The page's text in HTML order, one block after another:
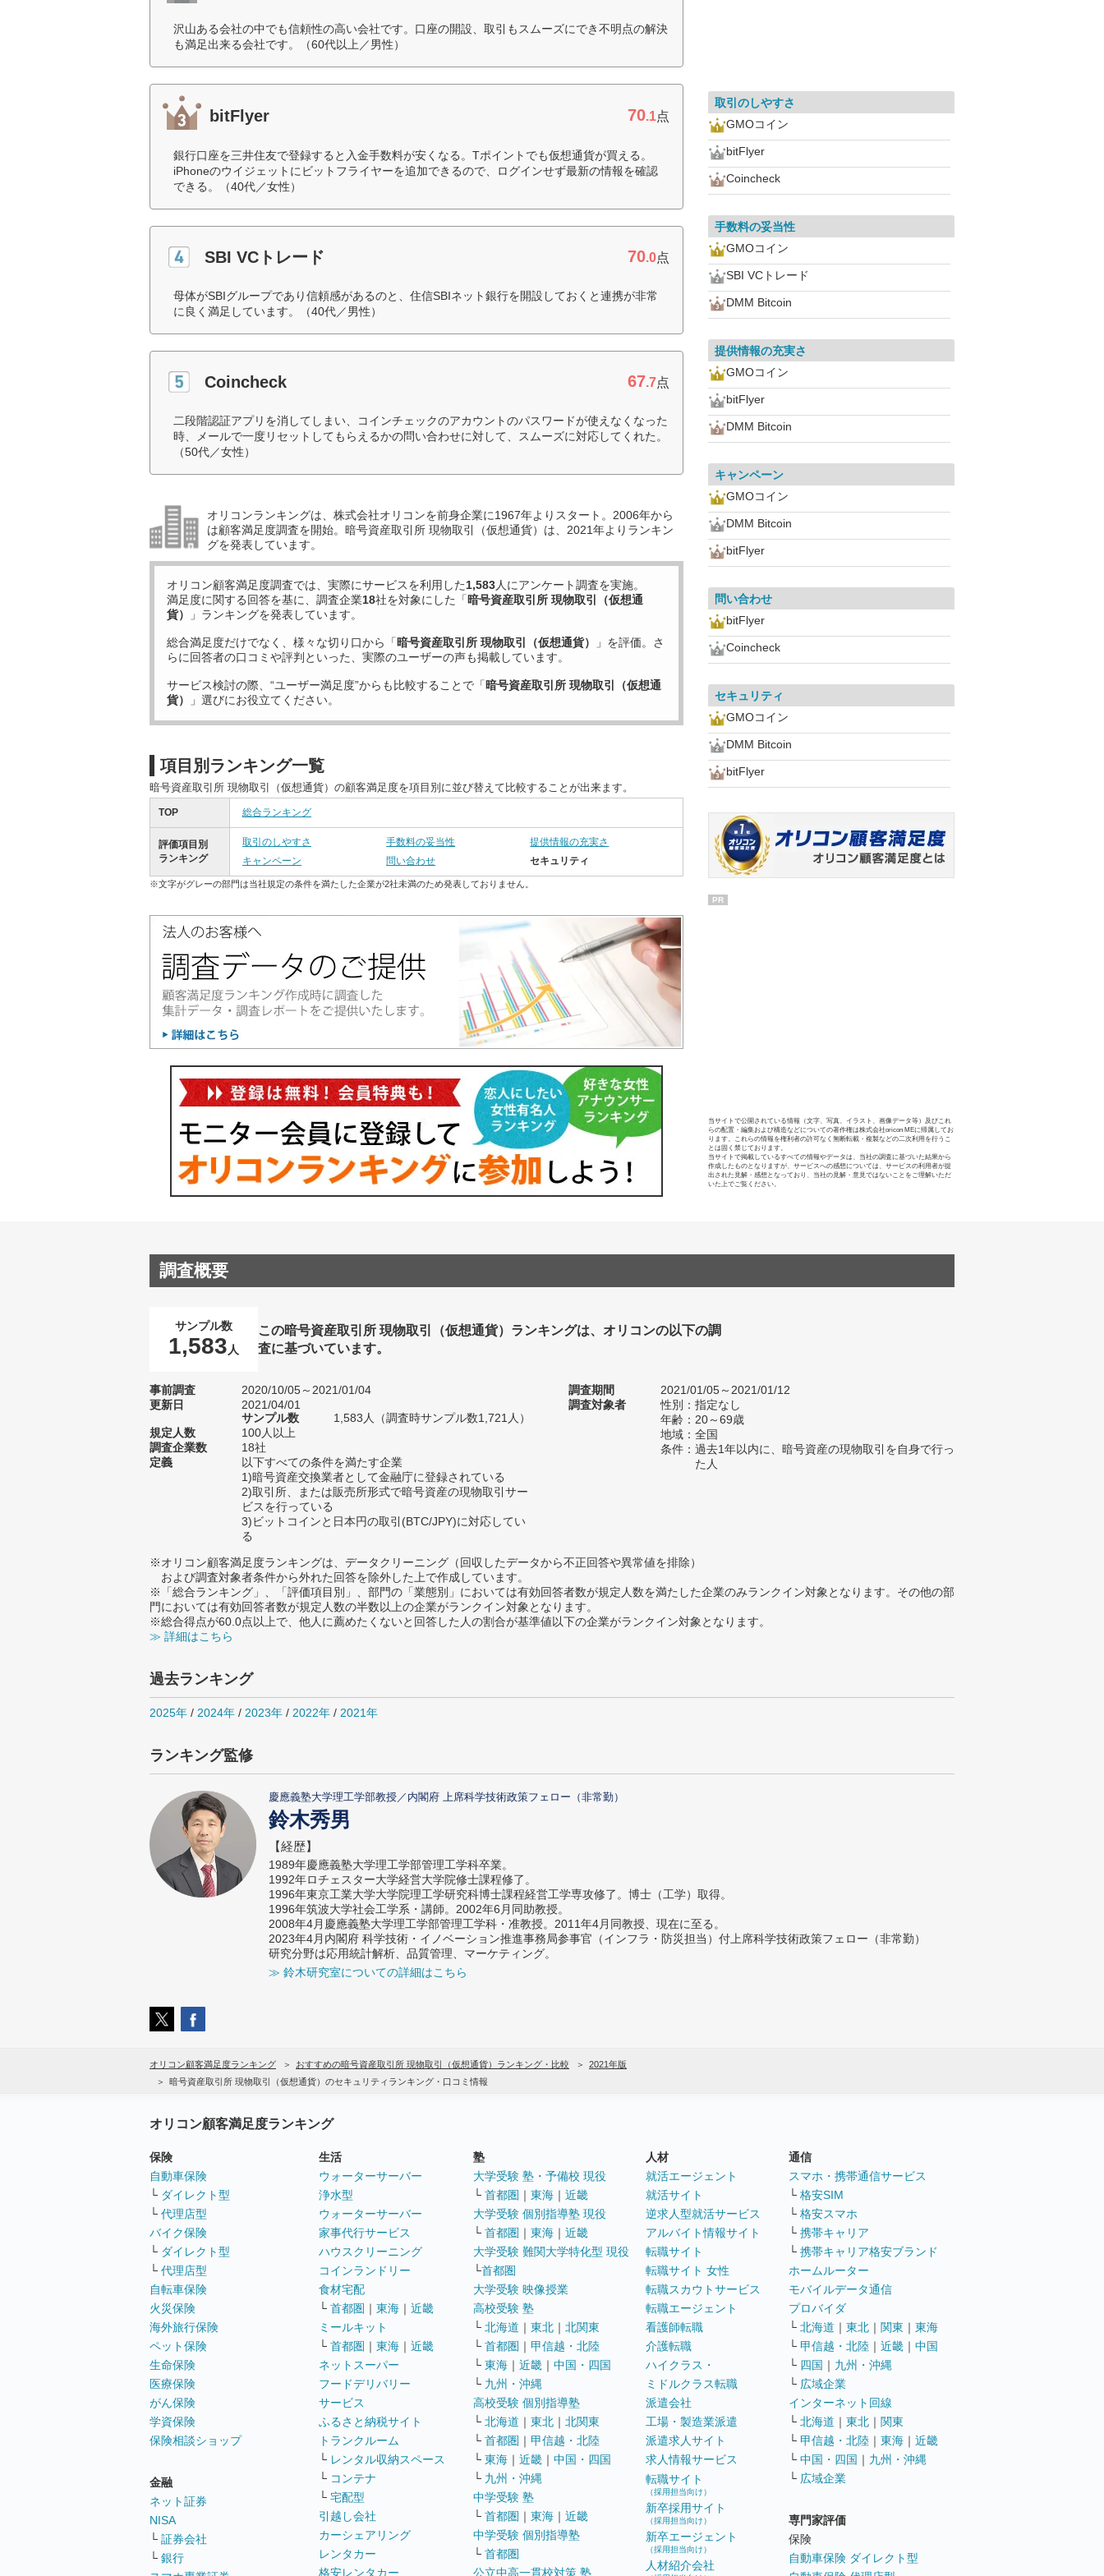
沢山ある会社の中でも信頼性の高い会社です。口座の開設、取引もスムーズにでき不明点の解決
も満足出来る会社です。（60代以上／男性）
bitFlyer 70.1点
銀行口座を三井住友で登録すると入金手数料が安くなる。Tポイントでも仮想通貨が買える。
iPhoneのウイジェットにビットフライヤーを追加できるので、ログインせず最新の情報を確認
できる。（40代／女性）
SBI VCトレード 70.0点
母体がSBIグループであり信頼感があるのと、住信SBIネット銀行を開設しておくと連携が非常
に良く満足しています。（40代／男性）
Coincheck 67.7点
二段階認証アプリを消してしまい、コインチェックのアカウントのパスワードが使えなくなった
時、メールで一度リセットしてもらえるかの問い合わせに対して、スムーズに対応してくれた。
（50代／女性）
オリコンランキングは、株式会社オリコンを前身企業に1967年よりスタート。2006年から
は顧客満足度調査を開始。暗号資産取引所 現物取引（仮想通貨）は、2021年よりランキン
グを発表しています。
オリコン顧客満足度調査では、実際にサービスを利用した1,583人にアンケート調査を実施。
満足度に関する回答を基に、調査企業18社を対象にした「暗号資産取引所 現物取引（仮想通
貨）
」ランキングを発表しています。
総合満足度だけでなく、様々な切り口から「暗号資産取引所 現物取引（仮想通貨）
」を評価。さ
らに回答者の口コミや評判といった、実際のユーザーの声も掲載しています。
サービス検討の際、“ユーザー満足度”からも比較することで「暗号資産取引所 現物取引（仮想通
貨）
」選びにお役立てください。
項目別ランキング一覧
暗号資産取引所 現物取引（仮想通貨）の顧客満足度を項目別に並び替えて比較することが出来ます。
TOP 総合ランキング
評価項目別
ランキング
取引のしやすさ 手数料の妥当性
提供情報の充実さ
キャンペーン
問い合わせ セキュリティ
※文字がグレーの部門は当社規定の条件を満たした企業が2社未満のため発表しておりません。
取引のしやすさ
GMOコイン
bitFlyer
Coincheck
手数料の妥当性
GMOコイン
SBI VCトレード
DMM Bitcoin
提供情報の充実さ
GMOコイン
bitFlyer
DMM Bitcoin
キャンペーン
GMOコイン
DMM Bitcoin
bitFlyer
問い合わせ
bitFlyer
Coincheck
セキュリティ
GMOコイン
DMM Bitcoin
bitFlyer
PR
当サイトで公開されている情報（文字、写真、イラスト、画像データ等）及びこれ
らの配置・編集および構造などについての著作権は株式会社oricon MEに帰属してお
ります。これらの情報を権利者の許可なく無断転載・複製などの二次利用を行うこ
とは固く禁じております。
当サイトで掲載しているすべての情報やデータは、当社の調査に基づいた結果から
作成したものとなりますが、サービスへの感想については、サービスの利用者が提
出された見解・感想となっており、当社の見解・意見ではないことをご理解いただ
いた上でご覧ください。
調査概要
サンプル数
1,583 人
この暗号資産取引所 現物取引（仮想通貨）ランキングは、オリコンの以下の調
査に基づいています。
事前調査
2020/10/05～2021/01/04
更新日
2021/04/01
サンプル数
1,583人（調査時サンプル数1,721人）
規定人数
100人以上
調査企業数
18社
定義
以下すべての条件を満たす企業
1)暗号資産交換業者として金融庁に登録されている
2)取引所、または販売所形式で暗号資産の現物取引サー
ビスを行っている
3)ビットコインと日本円の取引(BTC/JPY)に対応してい
る
調査期間
2021/01/05～2021/01/12
調査対象者
性別：指定なし
年齢：20～69歳
地域：全国
条件：過去1年以内に、暗号資産の現物取引を自身で行っ
た人
※オリコン顧客満足度ランキングは、データクリーニング（回収したデータから不正回答や異常値を排除）
および調査対象者条件から外れた回答を除外した上で作成しています。
※「総合ランキング」、「評価項目別」、部門の「業態別」においては有効回答者数が規定人数を満たした企業のみランクイン対象となります。その他の部
門においては有効回答者数が規定人数の半数以上の企業がランクイン対象となります。
※総合得点が60.0点以上で、他人に薦めたくないと回答した人の割合が基準値以下の企業がランクイン対象となります。
≫ 詳細はこちら
過去ランキング
2025年 / 2024年 / 2023年 / 2022年 / 2021年
ランキング監修
慶應義塾大学理工学部教授／内閣府 上席科学技術政策フェロー（非常勤）
鈴木秀男
【経歴】
1989年慶應義塾大学理工学部管理工学科卒業。
1992年ロチェスター大学経営大学院修士課程修了。
1996年東京工業大学大学院理工学研究科博士課程経営工学専攻修了。博士（工学）取得。
1996年筑波大学社会工学系・講師。2002年6月同助教授。
2008年4月慶應義塾大学理工学部管理工学科・准教授。2011年4月同教授、現在に至る。
2023年4月内閣府 科学技術・イノベーション推進事務局参事官（インフラ・防災担当）付上席科学技術政策フェロー（非常勤）
研究分野は応用統計解析、品質管理、マーケティング。
≫ 鈴木研究室についての詳細はこちら
オリコン顧客満足度ランキング おすすめの暗号資産取引所 現物取引（仮想通貨）ランキング・比較
2021年版
暗号資産取引所 現物取引（仮想通貨）のセキュリティランキング・口コミ情報
オリコン顧客満足度ランキング
保険
自動車保険
└ ダイレクト型
└ 代理店型
バイク保険
└ ダイレクト型
└ 代理店型
自転車保険
火災保険
海外旅行保険
ペット保険
生命保険
医療保険
がん保険
学資保険
保険相談ショップ
金融
ネット証券
NISA
└ 証券会社
└ 銀行
生活
ウォーターサーバー
浄水型
ウォーターサーバー
家事代行サービス
ハウスクリーニング
コインランドリー
食材宅配
└ 首都圏 ｜ 東海 ｜ 近畿
ミールキット
└ 首都圏 ｜ 東海 ｜ 近畿
ネットスーパー
フードデリバリー
サービス
ふるさと納税サイト
トランクルーム
└ レンタル収納スペース
└ コンテナ
└ 宅配型
引越し会社
カーシェアリング
レンタカー
格安レンタカー
塾
大学受験 塾・予備校 現役
└ 首都圏 ｜ 東海 ｜ 近畿
大学受験 個別指導塾 現役
└ 首都圏 ｜ 東海 ｜ 近畿
大学受験 難関大学特化型 現役
└首都圏
大学受験 映像授業
高校受験 塾
└ 北海道 ｜ 東北 ｜ 北関東
└ 首都圏 ｜ 甲信越・北陸
└ 東海 ｜ 近畿 ｜ 中国・四国
└ 九州・沖縄
高校受験 個別指導塾
└ 北海道 ｜ 東北 ｜ 北関東
└ 首都圏 ｜ 甲信越・北陸
└ 東海 ｜ 近畿 ｜ 中国・四国
└ 九州・沖縄
中学受験 塾
└ 首都圏 ｜ 東海 ｜ 近畿
中学受験 個別指導塾
└ 首都圏
公立中高一貫校対策 塾
人材
就活エージェント
就活サイト
逆求人型就活サービス
アルバイト情報サイト
転職サイト
転職サイト 女性
転職スカウトサービス
転職エージェント
看護師転職
介護転職
ハイクラス・
ミドルクラス転職
派遣会社
工場・製造業派遣
派遣求人サイト
求人情報サービス
転職サイト
（採用担当向け）
新卒採用サイト
（採用担当向け）
新卒エージェント
（採用担当向け）
人材紹介会社
通信
スマホ・携帯通信サービス
└ 格安SIM
└ 格安スマホ
└ 携帯キャリア
└ 携帯キャリア格安ブランド
ホームルーター
モバイルデータ通信
プロバイダ
└ 北海道 ｜ 東北 ｜ 関東 ｜ 東海
└ 甲信越・北陸 ｜ 近畿 ｜ 中国
└ 四国 ｜ 九州・沖縄
└ 広域企業
インターネット回線
└ 北海道 ｜ 東北 ｜ 関東
└ 甲信越・北陸 ｜ 東海 ｜ 近畿
└ 中国・四国 ｜ 九州・沖縄
└ 広域企業
専門家評価
保険
自動車保険 ダイレクト型